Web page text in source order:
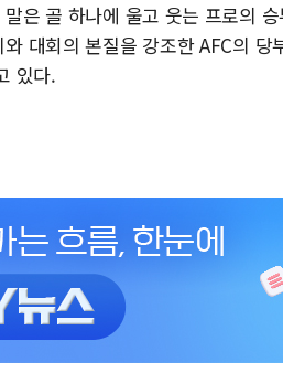
은 골 하나에 울고 웃는 프로의
대회의 본질을 강조한 AFC의
있다.